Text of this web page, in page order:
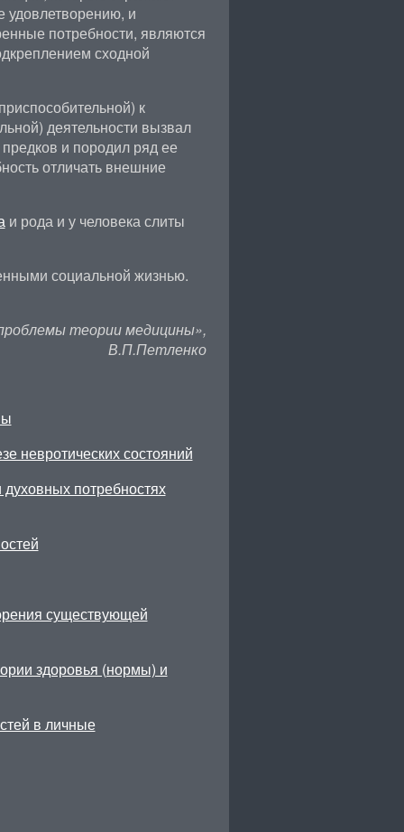
удовлетворению, и
потребности, являются
сходной
к
деятельности вызвал
и породил ряд ее
отличать внешние
и рода и у человека слиты
социальной жизнью.
теории медицины»,
В.П.Петленко
невротических состояний
потребностях
существующей
здоровья (нормы) и
в личные